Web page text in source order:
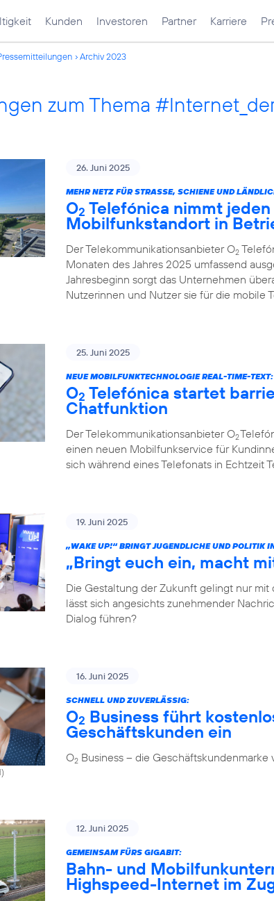
Kunden Investoren Partner Karriere
Archiv 2023
zum Thema
26. Juni 2025
MEHR NETZ FÜR STRASSE, SCHIENE UND
O2 Telefónica nimmt jeden
Mobilfunkstandort in
Der Telekommunikationsanbieter O2
Monaten des Jahres 2025 umfassend
Jahresbeginn sorgt das Unternehmen
Nutzerinnen und Nutzer sie für die mobile
25. Juni 2025
NEUE MOBILFUNKTECHNOLOGIE REAL-TIME-TEXT:
O2 Telefónica startet
Chatfunktion
Der Telekommunikationsanbieter O2
einen neuen Mobilfunkservice für
sich während eines Telefonats in Echtzeit
19. Juni 2025
„WAKE UP!“ BRINGT JUGENDLICHE UND POLITIK
„Bringt euch ein, macht
Die Gestaltung der Zukunft gelingt nur
lässt sich angesichts zunehmender
Dialog führen?
16. Juni 2025
SCHNELL UND ZUVERLÄSSIG:
O2 Business führt
Geschäftskunden ein
O2 Business – die Geschäftskundenmarke
12. Juni 2025
GEMEINSAM FÜRS GIGABIT:
Bahn- und
Highspeed-Internet im